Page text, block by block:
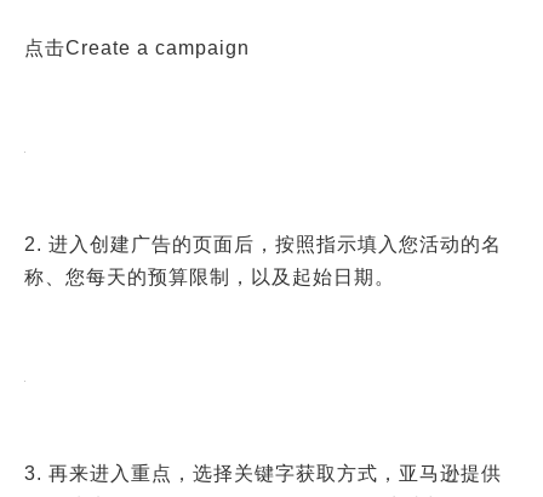
点击Create a campaign
2. 进入创建广告的页面后，按照指示填入您活动的名
称、您每天的预算限制，以及起始日期。
3. 再来进入重点，选择关键字获取方式，亚马逊提供